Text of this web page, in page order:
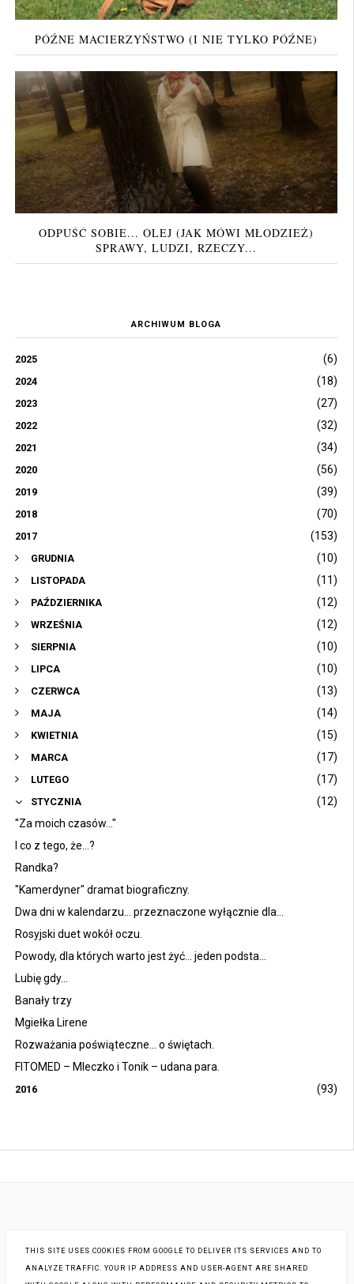
PÓŹNE MACIERZYŃSTWO (I NIE TYLKO PÓŹNE)
ODPUŚĆ SOBIE... OLEJ (JAK MÓWI MŁODZIEŻ)
SPRAWY, LUDZI, RZECZY...
ARCHIWUM BLOGA
2025 (6)
2024 (18)
2023 (27)
2022 (32)
2021 (34)
2020 (56)
2019 (39)
2018 (70)
2017 (153)
GRUDNIA (10)
LISTOPADA (11)
PAŹDZIERNIKA (12)
WRZEŚNIA (12)
SIERPNIA (10)
LIPCA (10)
CZERWCA (13)
MAJA (14)
KWIETNIA (15)
MARCA (17)
LUTEGO (17)
STYCZNIA
(12)
''Za moich czasów..."
I co z tego, że...?
Randka?
"Kamerdyner" dramat biograficzny.
Dwa dni w kalendarzu... przeznaczone wyłącznie dla...
Rosyjski duet wokół oczu.
Powody, dla których warto jest żyć... jeden podsta...
Lubię gdy...
Banały trzy
Mgiełka Lirene
Rozważania poświąteczne... o świętach.
FITOMED – Mleczko i Tonik – udana para.
2016 (93)
THIS SITE USES COOKIES FROM GOOGLE TO DELIVER ITS SERVICES AND TO
ANALYZE TRAFFIC. YOUR IP ADDRESS AND USER-AGENT ARE SHARED